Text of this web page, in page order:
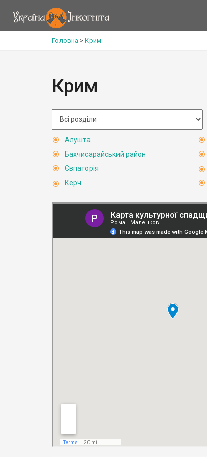
Головна > Крим
Крим
Алушта
Бахчисарайський район
Євпаторія
Керч